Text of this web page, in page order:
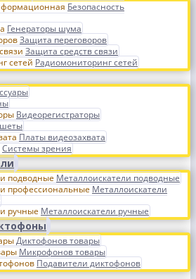
Безопасность
Генераторы шума
Защита переговоров
Защита средств связи
Радиомониторинг сетей
Видеорегистраторы
Платы видеозахвата
Системы зрения
Металлоискатели подводные
Металлоискатели
Металлоискатели ручные
Диктофонов товары
Микрофонов товары
Подавители диктофонов